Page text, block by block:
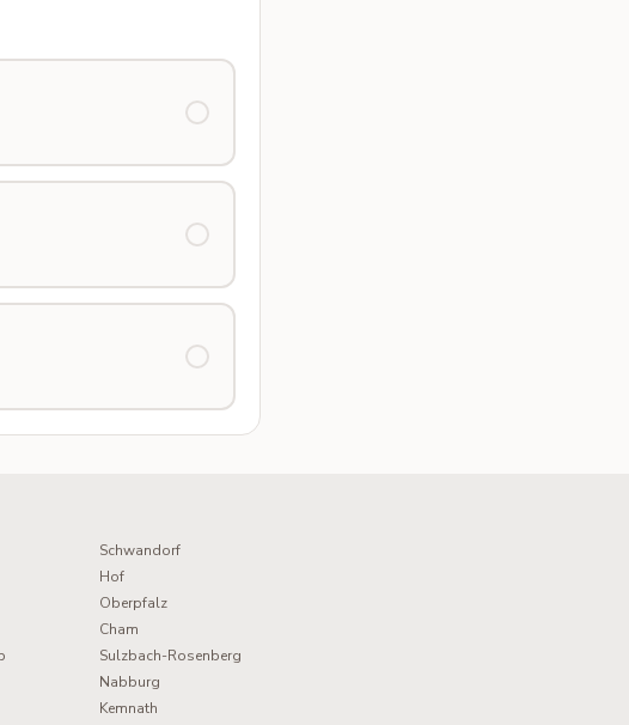
Schwandorf
Hof
Oberpfalz
Cham
Sulzbach-Rosenberg
Nabburg
Kemnath